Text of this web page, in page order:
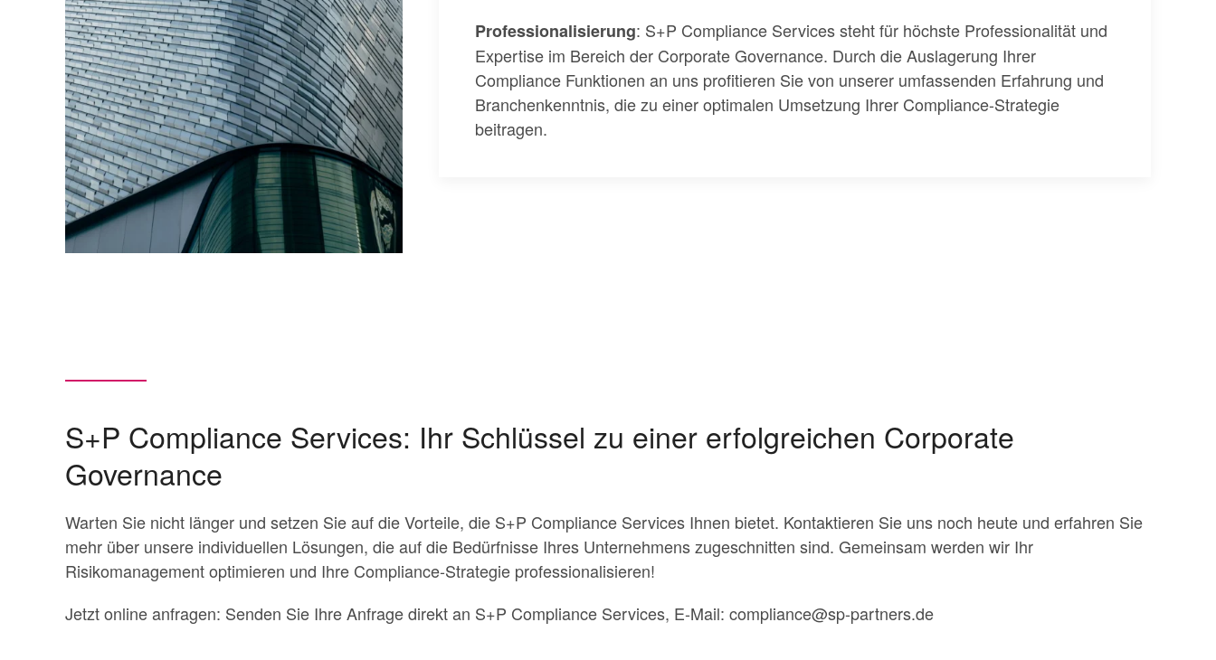
Professionalisierung: S+P Compliance Services steht für höchste Professionalität und
Expertise im Bereich der Corporate Governance. Durch die Auslagerung Ihrer
Compliance Funktionen an uns profitieren Sie von unserer umfassenden Erfahrung und
Branchenkenntnis, die zu einer optimalen Umsetzung Ihrer Compliance-Strategie
beitragen.
S+P Compliance Services: Ihr Schlüssel zu einer erfolgreichen Corporate
Governance
Warten Sie nicht länger und setzen Sie auf die Vorteile, die S+P Compliance Services Ihnen bietet. Kontaktieren Sie uns noch heute und erfahren Sie
mehr über unsere individuellen Lösungen, die auf die Bedürfnisse Ihres Unternehmens zugeschnitten sind. Gemeinsam werden wir Ihr
Risikomanagement optimieren und Ihre Compliance-Strategie professionalisieren!
Jetzt online anfragen: Senden Sie Ihre Anfrage direkt an S+P Compliance Services, E-Mail: compliance@sp-partners.de